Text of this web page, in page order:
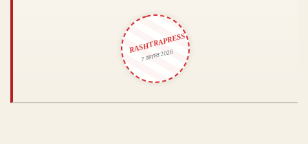
RASHTRAPRESS
7 अगस्त 2026